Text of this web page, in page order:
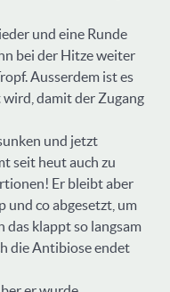
und eine Runde
bei der Hitze weiter
Ausserdem ist es
wird, damit der Zugang
und jetzt
seit heut auch zu
Er bleibt aber
co abgesetzt, um
das klappt so langsam
die Antibiose endet